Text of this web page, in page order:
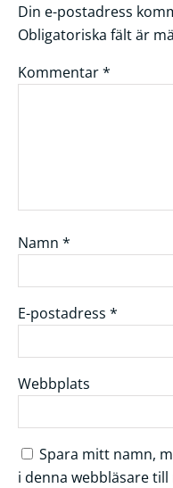
Din e-postadress
Obligatoriska fält är
Kommentar*
Namn *
E-postadress *
Webbplats
Spara mitt namn,
i denna webbläsare